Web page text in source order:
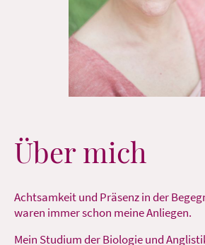
Über mich
Achtsamkeit und Präsenz in der
waren immer schon meine Anliegen.
Mein Studium der Biologie und